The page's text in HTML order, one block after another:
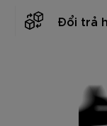
Đổi trả